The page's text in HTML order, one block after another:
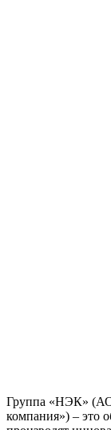
Группа «НЭК» (АО
компания») – это